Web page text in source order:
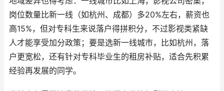
岗位数量比新一线（如杭州、成都）多20%左右，薪资也
高15%，但对专科生来说落户得拼积分，不过影视类紧缺
人才能享受加分政策；要是选新一线城市，比如杭州，落
户更宽松，还有针对专科毕业生的租房补贴，适合先积累
经验再发展的同学。